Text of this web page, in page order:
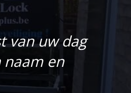
van uw dag
naam en